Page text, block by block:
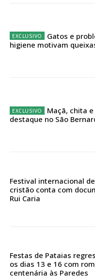
Sendo assinante terá acesso
Escolha o
Edição em papel
casa
Ofertas para
Gatos e
higiene motivam
Maçã, chita
destaque no São
Festival internacional
cristão conta com
Rui Caria
Festas de Pataias
os dias 13 e 16 com
centenária às Paredes